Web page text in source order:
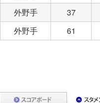
外野手
37
外野手
61